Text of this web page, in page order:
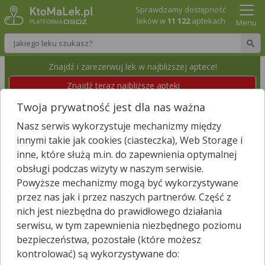
Wpisz nazwę leku
Sprawdzamy dostępność
leków w11 122aptekach Menu
Znajdź i zarezerwuj lek w najbliższej aptece!
Znajdź teraz najbliższe apteki
APTEKA
Lelis, Szkolna 48 Id apteki: 550 018
Znajdź leki w okolicy i zarezerwuj
Zgłoś nieistniejącą aptekę
−
Twoja prywatność jest dla nas ważna
Nasz serwis wykorzystuje mechanizmy między
innymi takie jak cookies (ciasteczka), Web Storage i
inne, które służą m.in. do zapewnienia optymalnej
obsługi podczas wizyty w naszym serwisie.
Powyższe mechanizmy mogą być wykorzystywane
przez nas jak i przez naszych partnerów. Część z
nich jest niezbędna do prawidłowego działania
serwisu, w tym zapewnienia niezbędnego poziomu
bezpieczeństwa, pozostałe (które możesz
kontrolować) są wykorzystywane do: